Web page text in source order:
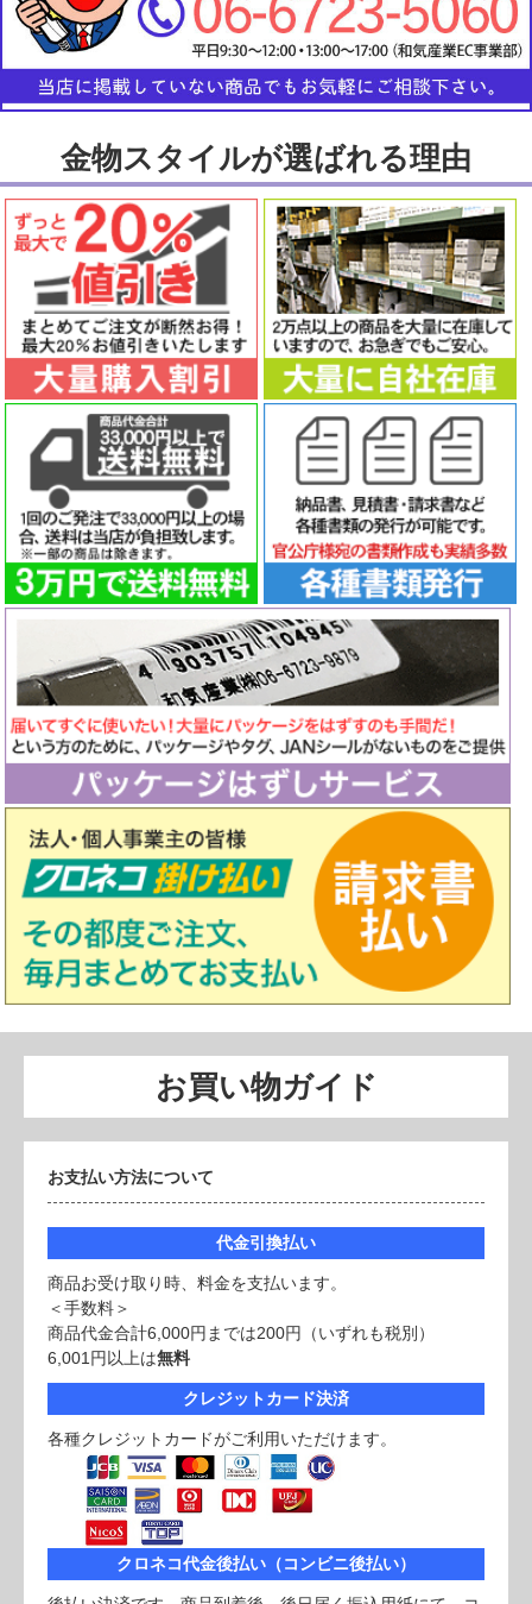
金物スタイルが選ばれる理由
お買い物ガイド
お支払い方法について
代金引換払い
商品お受け取り時、料金を支払います。
＜手数料＞
商品代金合計6,000円までは200円（いずれも税別）
6,001円以上は無料
クレジットカード決済
各種クレジットカードがご利用いただけます。
クロネコ代金後払い（コンビニ後払い）